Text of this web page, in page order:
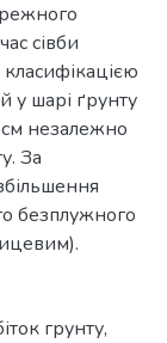
сівби
у шарі ґрунту
незалежно
За
безплужного
грунту,